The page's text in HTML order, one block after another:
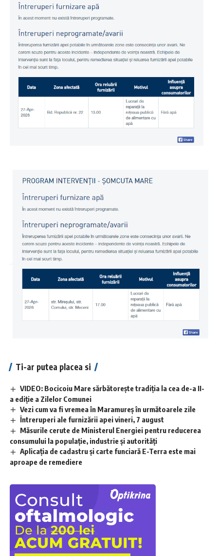
Ti-ar putea placea si
VIDEO: Bocicoiu Mare sărbătorește tradiția la cea de-a II-
a ediție a Zilelor Comunei
Vezi cum va fi vremea în Maramureș în următoarele zile
Întreruperi ale furnizării apei vineri, 7 august
Măsurile cerute de Ministerul Energiei pentru reducerea
consumului la populație, industrie și autorități
Aplicaţia de cadastru şi carte funciară E-Terra este mai
aproape de remediere